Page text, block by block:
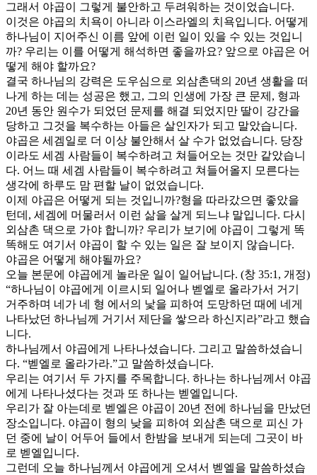
그래서 야곱이 그렇게 불안하고 두려워하는 것이었습니다.
이것은 야곱의 치욕이 아니라 이스라엘의 치욕입니다. 어떻게
하나님이 지어주신 이름 앞에 이런 일이 있을 수 있는 것입니
까? 우리는 이를 어떻게 해석하면 좋을까요? 앞으로 야곱은 어
떻게 해야 할까요?
결국 하나님의 강력은 도우심으로 외삼촌댁의 20년 생활을 떠
나게 하는 데는 성공은 했고, 그의 인생에 가장 큰 문제, 형과
20년 동안 원수가 되었던 문제를 해결 되었지만 딸이 강간을
당하고 그것을 복수하는 아들은 살인자가 되고 말았습니다.
야곱은 세겜일로 더 이상 불안해서 살 수가 없었습니다. 당장
이라도 세겜 사람들이 복수하려고 쳐들어오는 것만 같았습니
다. 어느 때 세겜 사람들이 복수하려고 쳐들어올지 모른다는
생각에 하루도 맘 편할 날이 없었습니다.
이제 야곱은 어떻게 되는 것입니까?형을 따라갔으면 좋았을
턴데, 세겜에 머물러서 이런 삶을 살게 되느냐 말입니다. 다시
외삼촌 댁으로 가야 합니까? 우리가 보기에 야곱이 그렇게 똑
똑해도 여기서 야곱이 할 수 있는 일은 잘 보이지 않습니다.
야곱은 어떻게 해야될까요?
오늘 본문에 야곱에게 놀라운 일이 일어납니다. (창 35:1, 개정)
“하나님이 야곱에게 이르시되 일어나 벧엘로 올라가서 거기
거주하며 네가 네 형 에서의 낯을 피하여 도망하던 때에 네게
나타났던 하나님께 거기서 제단을 쌓으라 하신지라”라고 했습
니다.
하나님께서 야곱에게 나타나셨습니다. 그리고 말씀하셨습니
다. “벧엘로 올라가라.”고 말씀하셨습니다.
우리는 여기서 두 가지를 주목합니다. 하나는 하나님께서 야곱
에게 나타나셨다는 것과 또 하나는 벧엘입니다.
우리가 잘 아는데로 벧엘은 야곱이 20년 전에 하나님을 만났던
장소입니다. 야곱이 형의 낮을 피하여 외삼촌 댁으로 피신 가
던 중에 날이 어두어 들에서 한밤을 보내게 되는데 그곳이 바
로 벧엘입니다.
그런데 오늘 하나님께서 야곱에게 오셔서 벧엘을 말씀하셨습